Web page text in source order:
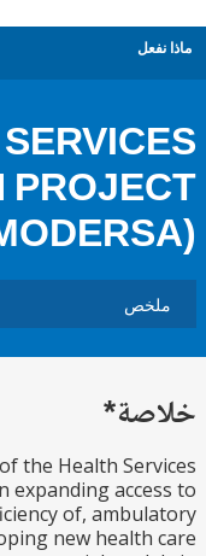
of the Health
in expanding
efficiency of,
new